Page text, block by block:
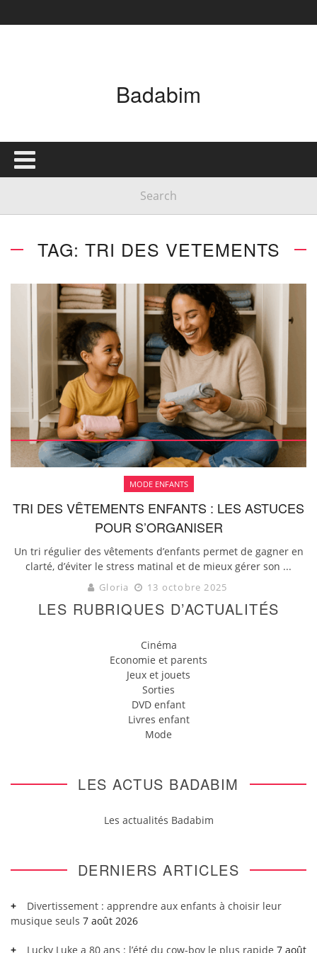
Badabim
TAG: TRI DES VETEMENTS
MODE ENFANTS
TRI DES VÊTEMENTS ENFANTS : LES ASTUCES
POUR S’ORGANISER
Un tri régulier des vêtements d’enfants permet de gagner en
clarté, d’éviter le stress matinal et de mieux gérer son ...
Gloria 13 octobre 2025
LES RUBRIQUES D’ACTUALITÉS
Cinéma
Economie et parents
Jeux et jouets
Sorties
DVD enfant
Livres enfant
Mode
LES ACTUS BADABIM
Les actualités Badabim
DERNIERS ARTICLES
Divertissement : apprendre aux enfants à choisir leur
musique seuls 7 août 2026
Lucky Luke a 80 ans : l’été du cow-boy le plus rapide 7 août